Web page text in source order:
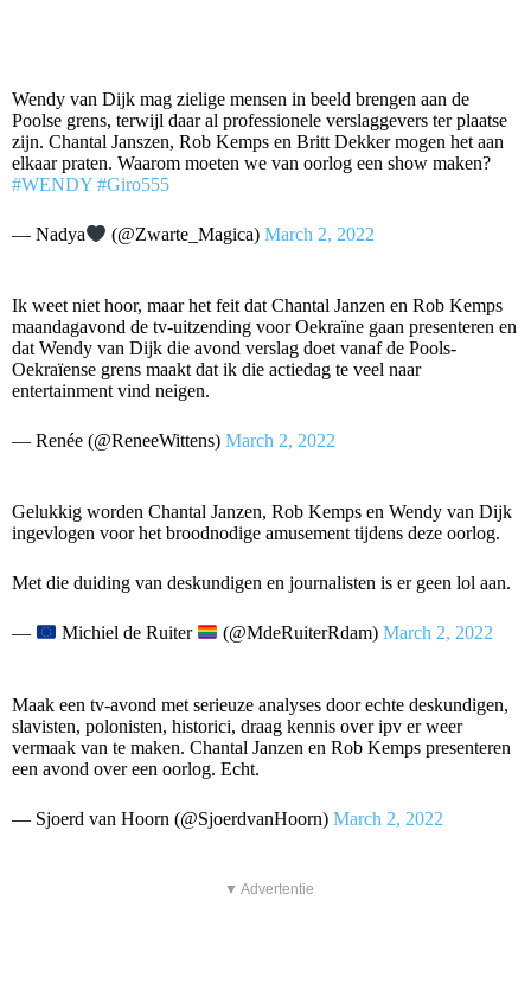
Wendy van Dijk mag zielige mensen in beeld brengen aan de
Poolse grens, terwijl daar al professionele verslaggevers ter plaatse
zijn. Chantal Janszen, Rob Kemps en Britt Dekker mogen het aan
elkaar praten. Waarom moeten we van oorlog een show maken?
#WENDY #Giro555
— Nadya (@Zwarte_Magica)March 2, 2022
Ik weet niet hoor, maar het feit dat Chantal Janzen en Rob Kemps
maandagavond de tv-uitzending voor Oekraïne gaan presenteren en
dat Wendy van Dijk die avond verslag doet vanaf de Pools-
Oekraïense grens maakt dat ik die actiedag te veel naar
entertainment vind neigen.
— Renée (@ReneeWittens) March 2, 2022
Gelukkig worden Chantal Janzen, Rob Kemps en Wendy van Dijk
ingevlogen voor het broodnodige amusement tijdens deze oorlog.
Met die duiding van deskundigen en journalisten is er geen lol aan.
— Michiel de Ruiter (@MdeRuiterRdam)March 2, 2022
Maak een tv-avond met serieuze analyses door echte deskundigen,
slavisten, polonisten, historici, draag kennis over ipv er weer
vermaak van te maken. Chantal Janzen en Rob Kemps presenteren
een avond over een oorlog. Echt.
— Sjoerd van Hoorn (@SjoerdvanHoorn) March 2, 2022
▼ Advertentie